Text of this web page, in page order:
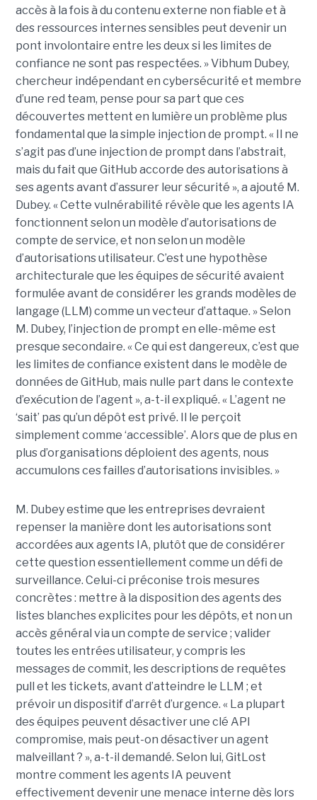
accès à la fois à du contenu externe non fiable et à
des ressources internes sensibles peut devenir un
pont involontaire entre les deux si les limites de
confiance ne sont pas respectées. » Vibhum Dubey,
chercheur indépendant en cybersécurité et membre
d’une red team, pense pour sa part que ces
découvertes mettent en lumière un problème plus
fondamental que la simple injection de prompt. « Il ne
s’agit pas d’une injection de prompt dans l’abstrait,
mais du fait que GitHub accorde des autorisations à
ses agents avant d’assurer leur sécurité », a ajouté M.
Dubey. « Cette vulnérabilité révèle que les agents IA
fonctionnent selon un modèle d’autorisations de
compte de service, et non selon un modèle
d’autorisations utilisateur. C’est une hypothèse
architecturale que les équipes de sécurité avaient
formulée avant de considérer les grands modèles de
langage (LLM) comme un vecteur d’attaque. » Selon
M. Dubey, l’injection de prompt en elle-même est
presque secondaire. « Ce qui est dangereux, c’est que
les limites de confiance existent dans le modèle de
données de GitHub, mais nulle part dans le contexte
d’exécution de l’agent », a-t-il expliqué. « L’agent ne
‘sait’ pas qu’un dépôt est privé. Il le perçoit
simplement comme ‘accessible’. Alors que de plus en
plus d’organisations déploient des agents, nous
accumulons ces failles d’autorisations invisibles. »
M. Dubey estime que les entreprises devraient
repenser la manière dont les autorisations sont
accordées aux agents IA, plutôt que de considérer
cette question essentiellement comme un défi de
surveillance. Celui-ci préconise trois mesures
concrètes : mettre à la disposition des agents des
listes blanches explicites pour les dépôts, et non un
accès général via un compte de service ; valider
toutes les entrées utilisateur, y compris les
messages de commit, les descriptions de requêtes
pull et les tickets, avant d’atteindre le LLM ; et
prévoir un dispositif d’arrêt d’urgence. « La plupart
des équipes peuvent désactiver une clé API
compromise, mais peut-on désactiver un agent
malveillant ? », a-t-il demandé. Selon lui, GitLost
montre comment les agents IA peuvent
effectivement devenir une menace interne dès lors